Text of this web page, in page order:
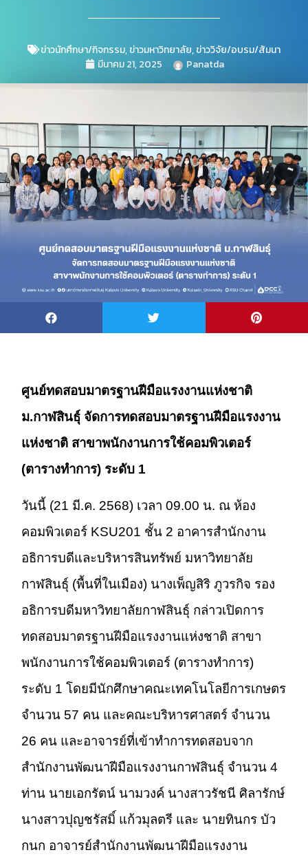
ข่าวนักศึกษา/กิจกรรม,ข่าวมหาวิทยาลัย,ข่าววิจัย/อบรม/สัมนา
มีนาคม 21, 2025
Panatda
ศูนย์ทดสอบมาตรฐานฝีมือแรงงานแห่งชาติ
ม.กาฬสินธุ์ จัดการทดสอบมาตรฐานฝีมือแรงงาน
แห่งชาติ สาขาพนักงานการใช้คอมพิวเตอร์
(ตารางทำการ) ระดับ 1
วันนี้ (21 มี.ค. 2568) เวลา 09.00 น. ณ ห้อง
คอมพิวเตอร์ KSU201 ชั้น 2 อาคารสำนักงาน
อธิการบดีและบริหารสินทรัพย์ มหาวิทยาลัย
กาฬสินธุ์ (พื้นที่ในเมือง) นางเพ็ญสิริ ภูวรกิจ รอง
อธิการบดีมหาวิทยาลัยกาฬสินธุ์ กล่าวเปิดการ
ทดสอบมาตรฐานฝีมือแรงงานแห่งชาติ สาขา
พนักงานการใช้คอมพิวเตอร์ (ตารางทำการ)
ระดับ 1 โดยมีนักศึกษาคณะเทคโนโลยีการเกษตร
จำนวน 57 คน และคณะบริหารศาสตร์ จำนวน
26 คน และอาจารย์ที่เข้าทำการทดสอบจาก
สำนักงานพัฒนาฝีมือแรงงานกาฬสินธุ์ จำนวน 4
ท่าน นายเอกรัตน์ นามวงค์ นางสาวรัชนี ศิลารักษ์
นางสาวปุญชรัสมิ์ แก้วมุลตรี และ นายทินกร บัว
กนก อาจารย์สำนักงานพัฒนาฝีมือแรงงาน